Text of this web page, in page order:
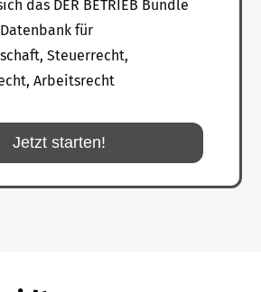
das DER BETRIEB Bundle
für
Steuerrecht,
Arbeitsrecht
Jetzt starten!